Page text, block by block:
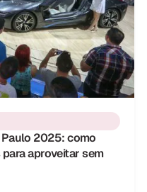
2025: como
aproveitar sem